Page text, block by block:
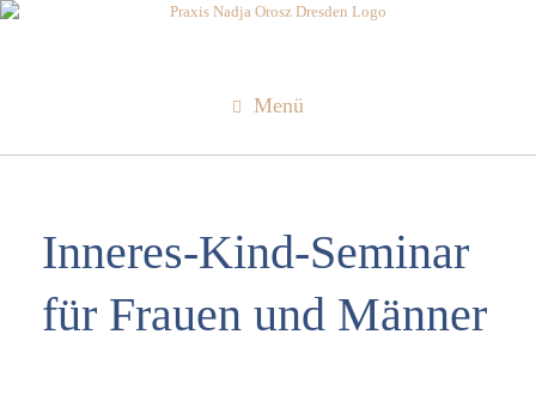
Zum
Menü
Inne­res-Kind-Semi­nar
für Frauen und Män­ner